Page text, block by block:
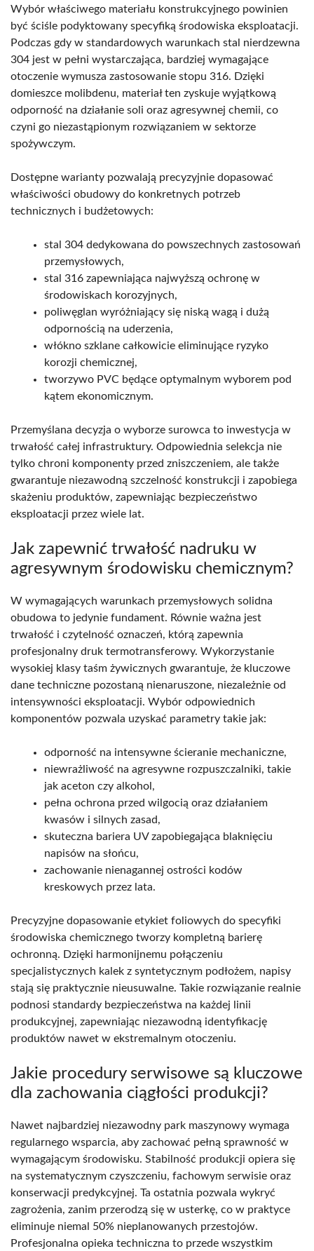
Wybór właściwego materiału konstrukcyjnego powinien
być ściśle podyktowany specyfiką środowiska eksploatacji.
Podczas gdy w standardowych warunkach stal nierdzewna
304 jest w pełni wystarczająca, bardziej wymagające
otoczenie wymusza zastosowanie stopu 316. Dzięki
domieszce molibdenu, materiał ten zyskuje wyjątkową
odporność na działanie soli oraz agresywnej chemii, co
czyni go niezastąpionym rozwiązaniem w sektorze
spożywczym.
Dostępne warianty pozwalają precyzyjnie dopasować
właściwości obudowy do konkretnych potrzeb
technicznych i budżetowych:
stal 304 dedykowana do powszechnych zastosowań
przemysłowych,
stal 316 zapewniająca najwyższą ochronę w
środowiskach korozyjnych,
poliwęglan wyróżniający się niską wagą i dużą
odpornością na uderzenia,
włókno szklane całkowicie eliminujące ryzyko
korozji chemicznej,
tworzywo PVC będące optymalnym wyborem pod
kątem ekonomicznym.
Przemyślana decyzja o wyborze surowca to inwestycja w
trwałość całej infrastruktury. Odpowiednia selekcja nie
tylko chroni komponenty przed zniszczeniem, ale także
gwarantuje niezawodną szczelność konstrukcji i zapobiega
skażeniu produktów, zapewniając bezpieczeństwo
eksploatacji przez wiele lat.
Jak zapewnić trwałość nadruku w
agresywnym środowisku chemicznym?
W wymagających warunkach przemysłowych solidna
obudowa to jedynie fundament. Równie ważna jest
trwałość i czytelność oznaczeń, którą zapewnia
profesjonalny druk termotransferowy. Wykorzystanie
wysokiej klasy taśm żywicznych gwarantuje, że kluczowe
dane techniczne pozostaną nienaruszone, niezależnie od
intensywności eksploatacji. Wybór odpowiednich
komponentów pozwala uzyskać parametry takie jak:
odporność na intensywne ścieranie mechaniczne,
niewrażliwość na agresywne rozpuszczalniki, takie
jak aceton czy alkohol,
pełna ochrona przed wilgocią oraz działaniem
kwasów i silnych zasad,
skuteczna bariera UV zapobiegająca blaknięciu
napisów na słońcu,
zachowanie nienagannej ostrości kodów
kreskowych przez lata.
Precyzyjne dopasowanie etykiet foliowych do specyfiki
środowiska chemicznego tworzy kompletną barierę
ochronną. Dzięki harmonijnemu połączeniu
specjalistycznych kalek z syntetycznym podłożem, napisy
stają się praktycznie nieusuwalne. Takie rozwiązanie realnie
podnosi standardy bezpieczeństwa na każdej linii
produkcyjnej, zapewniając niezawodną identyfikację
produktów nawet w ekstremalnym otoczeniu.
Jakie procedury serwisowe są kluczowe
dla zachowania ciągłości produkcji?
Nawet najbardziej niezawodny park maszynowy wymaga
regularnego wsparcia, aby zachować pełną sprawność w
wymagającym środowisku. Stabilność produkcji opiera się
na systematycznym czyszczeniu, fachowym serwisie oraz
konserwacji predykcyjnej. Ta ostatnia pozwala wykryć
zagrożenia, zanim przerodzą się w usterkę, co w praktyce
eliminuje niemal 50% nieplanowanych przestojów.
Profesjonalna opieka techniczna to przede wszystkim